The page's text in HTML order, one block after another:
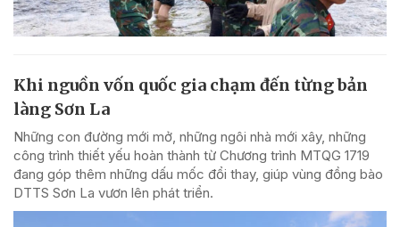
Khi nguồn vốn quốc gia chạm đến từng bản
làng Sơn La
Những con đường mới mở, những ngôi nhà mới xây, những
công trình thiết yếu hoàn thành từ Chương trình MTQG 1719
đang góp thêm những dấu mốc đổi thay, giúp vùng đồng bào
DTTS Sơn La vươn lên phát triển.